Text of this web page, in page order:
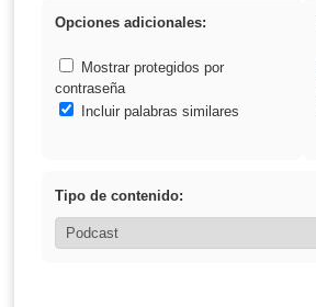
Opciones adicionales:
Mostrar protegidos por
contraseña
Incluir palabras similares
Tipo de contenido: